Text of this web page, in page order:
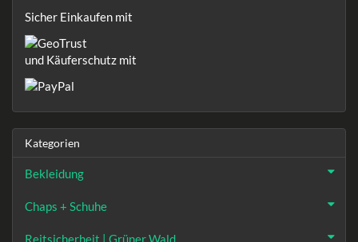
Sicher Einkaufen mit
und Käuferschutz mit
Kategorien
Bekleidung
Chaps + Schuhe
Reitsicherheit | Grüner Wald